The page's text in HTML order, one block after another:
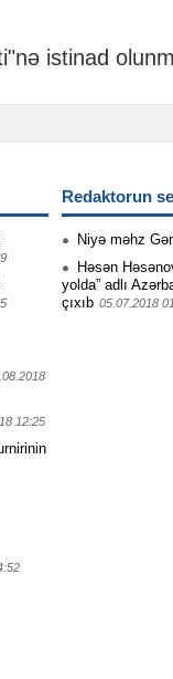
istinad
12:25
Redaktorun
Niyə məhz
Həsən
yolda” adlı
çıxıb 05.07.2018